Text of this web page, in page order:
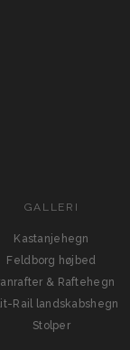
GALLERI
Kastanjehegn
Feldborg højbed
& Raftehegn
Rail landskabshegn
Stolper